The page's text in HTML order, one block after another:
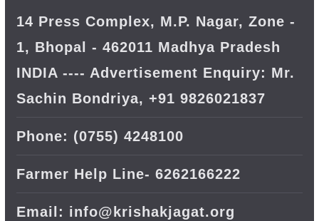
14 Press Complex, M.P. Nagar, Zone -
1, Bhopal - 462011 Madhya Pradesh
INDIA ---- Advertisement Enquiry: Mr.
Sachin Bondriya, +91 9826021837
Phone: (0755) 4248100
Farmer Help Line- 6262166222
Email: info@krishakjagat.org